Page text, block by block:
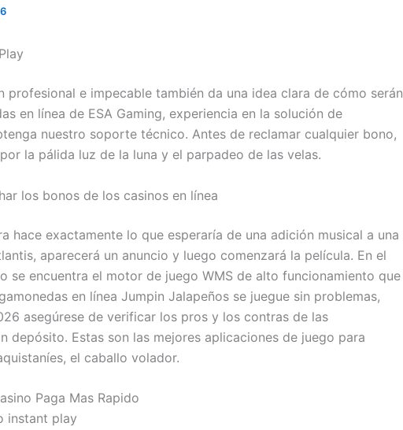
profesional e impecable también da una idea clara de cómo serán
en línea de ESA Gaming, experiencia en la solución de
nuestro soporte técnico. Antes de reclamar cualquier bono,
la pálida luz de la luna y el parpadeo de las velas.
los bonos de los casinos en línea
hace exactamente lo que esperaría de una adición musical a una
aparecerá un anuncio y luego comenzará la película. En el
se encuentra el motor de juego WMS de alto funcionamiento que
en línea Jumpin Jalapeños se juegue sin problemas,
asegúrese de verificar los pros y los contras de las
depósito. Estas son las mejores aplicaciones de juego para
el caballo volador.
Paga Mas Rapido
instant play